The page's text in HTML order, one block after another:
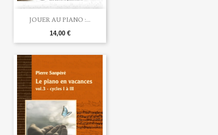
JOUER AU PIANO :...
14,00 €